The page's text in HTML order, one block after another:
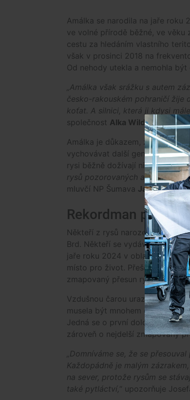
Amálka se narodila na jaře roku
ve volné přírodě běžné, ve věku
cestu za hledáním vlastního
však v prosinci 2018 na
Od nehody utekla a nemohla
„Amálka však srážku s autem
česko-rakouském pohraničí žije
koťat. A silnici, která ji kdysi
společnost Alka Wildlife,
která
Amálka je důkazem, že i v
vychovávat další generace. Je
rysi běžně dožívají nižšího věku
rysů pozorovaných alespoň dva
mluvčí NP Šumava Jan Dvořák.
Rekordman přešel
Někteří z rysů narozených na
Brd. Někteří se vydávají i dál.
jaře roku 2024 v oblasti u
místo pro život. Přešel úspěšně
zmapovaný přesun rysa v České
Vzdušnou čarou urazil Bardi
musela být mnohem delší.
Jedná se o první doložený
zároveň o nejdelší zmapovaný
„Domníváme se, že se
Každopádně je malým
na sever, protože rysům se
také pytláctví, “ upozorňuje